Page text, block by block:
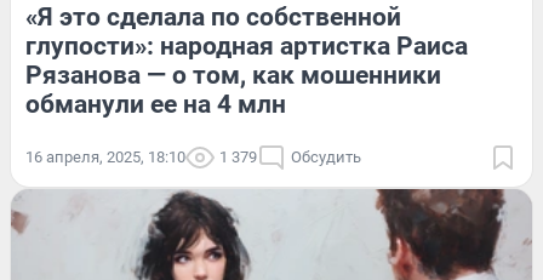
«Я это сделала по собственной
глупости»: народная артистка Раиса
Рязанова — о том, как мошенники
обманули ее на 4 млн
16 апреля, 2025, 18:10 1 379 Обсудить